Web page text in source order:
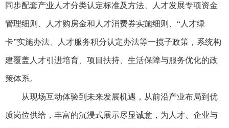
同步配套产业人才分类认定标准及方法、人才发展专项资金
管理细则、人才购房金和人才消费券实施细则、“人才绿
卡”实施办法、人才服务积分认定办法等一揽子政策，系统构
建覆盖人才引进培育、项目扶持、生活保障与服务优化的政
策体系。
从现场互动体验到未来发展机遇，从前沿产业布局到优
质岗位供给，丰富的沉浸式展示尽显诚意，为人才、企业与